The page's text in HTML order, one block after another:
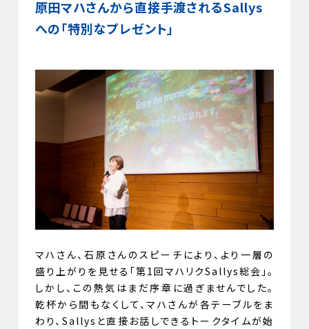
原田マハさんから直接手渡されるSallys
への「特別なプレゼント」
マハさん、石原さんのスピーチにより、より一層の
盛り上がりを見せる「第1回マハリクSallys総会」。
しかし、この熱気はまだ序章に過ぎませんでした。
乾杯から間もなくして、マハさんが各テーブルをま
わり、Sallysと直接お話しできるトークタイムが始